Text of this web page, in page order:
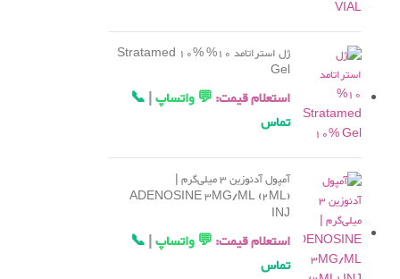
ژل استراتامد 10% Stratamed 10%
Gel
استعلام قیمت:💬 واتساپ|
📞
تماس
آمپول آدنوزین 3 میلی‌گرم |
ADENOSINE 3MG/ML (2ML)
INJ
استعلام قیمت:💬 واتساپ|
📞
تماس